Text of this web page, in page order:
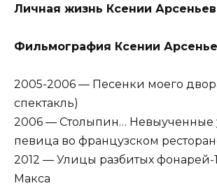
Личная жизнь Ксении
Фильмография Ксении
2005-2006 — Песенки моего
спектакль)
2006 — Столыпин…
певица во французском
2012 — Улицы разбитых фонарей-
Макса